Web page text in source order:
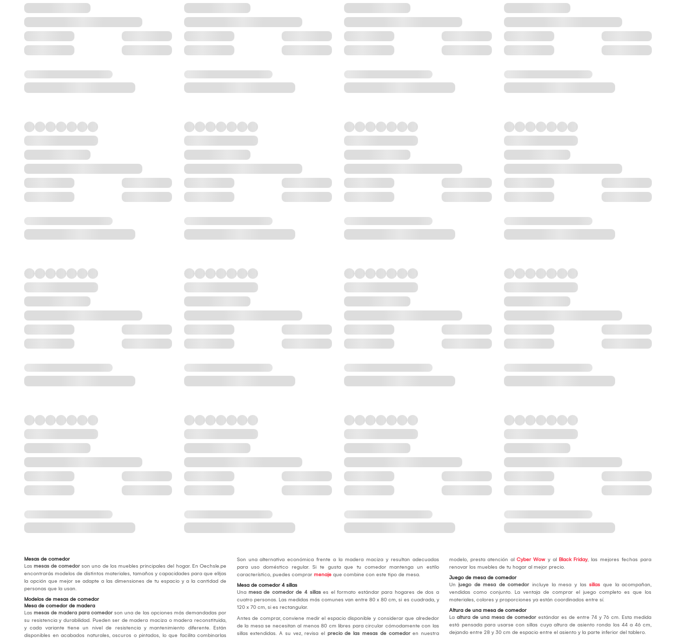
Mesas de comedor
Las mesas de comedor son uno de los muebles principales del hogar. En Oechsle.pe
encontrarás modelos de distintos materiales, tamaños y capacidades para que elijas
la opción que mejor se adapte a las dimensiones de tu espacio y a la cantidad de
personas que la usan.
Modelos de mesas de comedor
Mesa de comedor de madera
Las mesas de madera para comedor son una de las opciones más demandadas por
su resistencia y durabilidad. Pueden ser de madera maciza o madera reconstituida,
y cada variante tiene un nivel de resistencia y mantenimiento diferente. Están
disponibles en acabados naturales, oscuros o pintados, lo que facilita combinarlas
Son una alternativa económica frente a la madera maciza y resultan adecuadas
para uso doméstico regular. Si te gusta que tu comedor mantenga un estilo
característico, puedes comprar menajeque combine con este tipo de mesa.
Mesa de comedor 4 sillas
Una mesa de comedor de 4 sillases el formato estándar para hogares de dos a
cuatro personas. Las medidas más comunes van entre 80 x 80 cm, si es cuadrada, y
120 x 70 cm, si es rectangular.
Antes de comprar, conviene medir el espacio disponible y considerar que alrededor
de la mesa se necesitan al menos 80 cm libres para circular cómodamente con las
sillas extendidas. A su vez, revisa el precio de las mesas de comedoren nuestra
modelo, presta atención alCyber Wow y al Black Friday, las mejores fechas para
renovar los muebles de tu hogar al mejor precio.
Juego de mesa de comedor
Unjuego de mesa de comedor incluye la mesa y lassillas que la acompañan,
vendidas como conjunto. La ventaja de comprar el juego completo es que los
materiales, colores y proporciones ya están coordinados entre sí.
Altura de una mesa de comedor
Laaltura de una mesa de comedor estándar es de entre 74 y 76 cm. Esta medida
está pensada para usarse con sillas cuya altura de asiento ronda los 44 a 46 cm,
dejando entre 28 y 30 cm de espacio entre el asiento y la parte inferior del tablero.